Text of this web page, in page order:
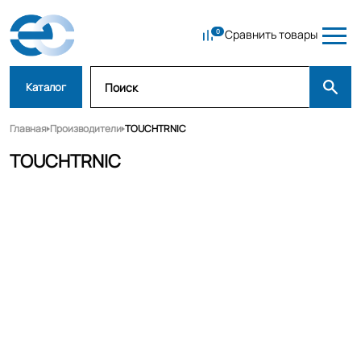
Сравнить товары
Каталог
Главная Производители TOUCHTRNIC
TOUCHTRNIC